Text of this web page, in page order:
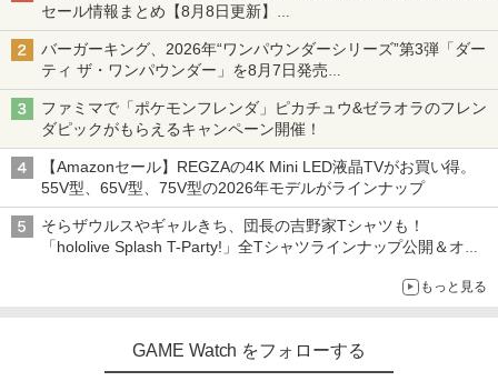
セール情報まとめ【8月8日更新】
ニンテンドーeショップでは「大神 絶景版」が67%オフで990円
バーガーキング、2026年“ワンパウンダーシリーズ”第3弾「ダー
ティ ザ・ワンパウンダー」を8月7日発売
「特製ガーリックマヨソース」を使用した超大型チーズバーガー
ファミマで「ポケモンフレンダ」ピカチュウ&ゼラオラのフレン
ダピックがもらえるキャンペーン開催！
【Amazonセール】REGZAの4K Mini LED液晶TVがお買い得。
55V型、65V型、75V型の2026年モデルがラインナップ
そらザウルスやギャルきち、団長の吉野家Tシャツも！
「hololive Splash T-Party!」全Tシャツラインナップ公開＆オン
もっと見る
GAME Watch をフォローする